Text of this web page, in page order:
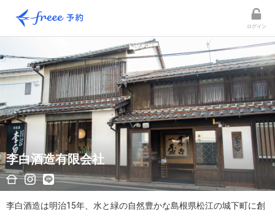
ログイン
李白酒造有限会社
李白酒造は明治15年、水と緑の自然豊かな島根県松江の城下町に創